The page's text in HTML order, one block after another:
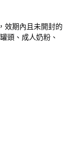
效期內且未開封的
頭、成人奶粉、